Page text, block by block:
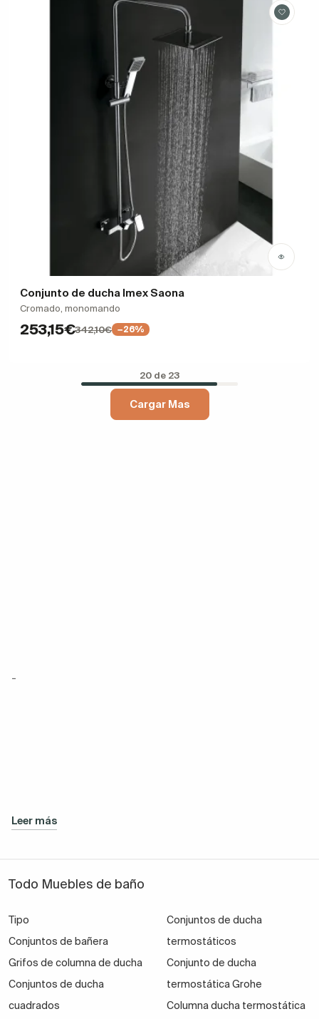
Conjunto de ducha Imex Saona
Cromado, monomando
253,15€342,10€ −26%
20 de 23
Cargar Mas
-
Leer más
Todo Muebles de baño
Tipo
Conjuntos de bañera
Grifos de columna de ducha
Conjuntos de ducha
cuadrados
Conjuntos de ducha
termostáticos
Conjunto de ducha
termostática Grohe
Columna ducha termostática